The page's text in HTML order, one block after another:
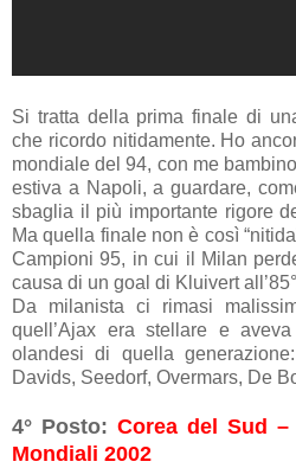
Si tratta della prima finale di
che ricordo nitidamente. Ho
mondiale del 94, con me
estiva a Napoli, a guardare,
sbaglia il più importante rigore
Ma quella finale non è così
Campioni 95, in cui il Milan
causa di un goal di Kluivert
Da milanista ci rimasi
quell’Ajax era stellare e
olandesi di quella
Davids, Seedorf, Overmars, De
4° Posto: Corea del Sud
Mondiali 2002